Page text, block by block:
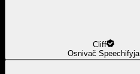
Cliff
Osnivač Speechifyja